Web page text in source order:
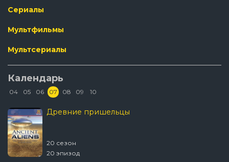
Сериалы
Мультфильмы
Мультсериалы
Календарь
04 05 06 07 08 09 10
Древние пришельцы
20 сезон
20 эпизод